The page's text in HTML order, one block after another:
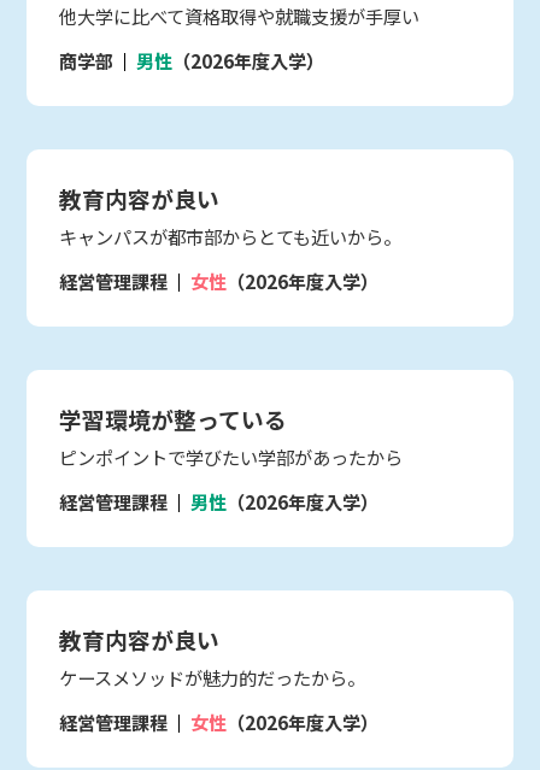
他大学に比べて資格取得や就職支援が手厚い
商学部
男性 （2026年度入学）
教育内容が良い
キャンパスが都市部からとても近いから。
経営管理課程
女性 （2026年度入学）
学習環境が整っている
ピンポイントで学びたい学部があったから
経営管理課程
男性 （2026年度入学）
教育内容が良い
ケースメソッドが魅力的だったから。
経営管理課程
女性 （2026年度入学）